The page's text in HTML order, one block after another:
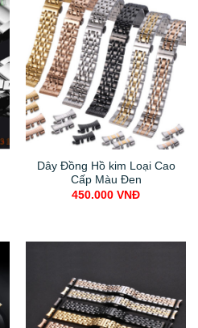
Dây Đồng Hồ kim Loại Cao
Cấp Màu Đen
450.000 VNĐ